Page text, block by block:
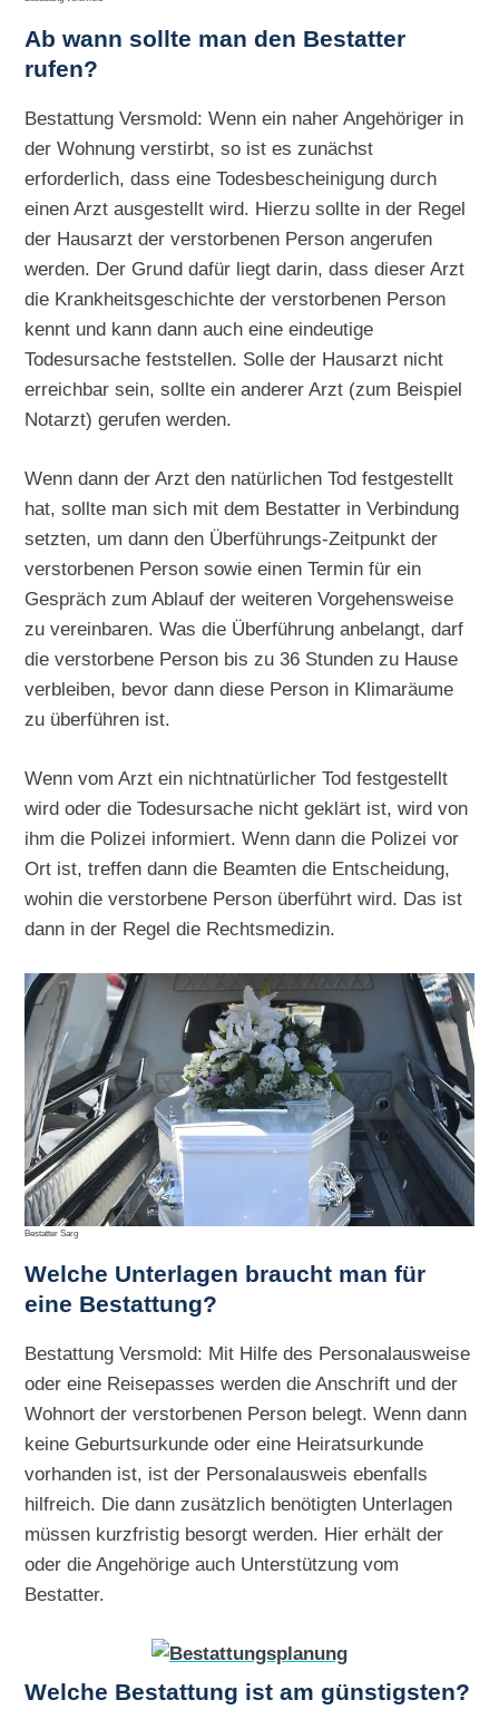
Ab wann sollte man den Bestatter
rufen?
Bestattung Versmold: Wenn ein naher Angehöriger in
der Wohnung verstirbt, so ist es zunächst
erforderlich, dass eine Todesbescheinigung durch
einen Arzt ausgestellt wird. Hierzu sollte in der Regel
der Hausarzt der verstorbenen Person angerufen
werden. Der Grund dafür liegt darin, dass dieser Arzt
die Krankheitsgeschichte der verstorbenen Person
kennt und kann dann auch eine eindeutige
Todesursache feststellen. Solle der Hausarzt nicht
erreichbar sein, sollte ein anderer Arzt (zum Beispiel
Notarzt) gerufen werden.
Wenn dann der Arzt den natürlichen Tod festgestellt
hat, sollte man sich mit dem Bestatter in Verbindung
setzten, um dann den Überführungs-Zeitpunkt der
verstorbenen Person sowie einen Termin für ein
Gespräch zum Ablauf der weiteren Vorgehensweise
zu vereinbaren. Was die Überführung anbelangt, darf
die verstorbene Person bis zu 36 Stunden zu Hause
verbleiben, bevor dann diese Person in Klimaräume
zu überführen ist.
Wenn vom Arzt ein nichtnatürlicher Tod festgestellt
wird oder die Todesursache nicht geklärt ist, wird von
ihm die Polizei informiert. Wenn dann die Polizei vor
Ort ist, treffen dann die Beamten die Entscheidung,
wohin die verstorbene Person überführt wird. Das ist
dann in der Regel die Rechtsmedizin.
Bestatter Sarg
Welche Unterlagen braucht man für
eine Bestattung?
Bestattung Versmold: Mit Hilfe des Personalausweise
oder eine Reisepasses werden die Anschrift und der
Wohnort der verstorbenen Person belegt. Wenn dann
keine Geburtsurkunde oder eine Heiratsurkunde
vorhanden ist, ist der Personalausweis ebenfalls
hilfreich. Die dann zusätzlich benötigten Unterlagen
müssen kurzfristig besorgt werden. Hier erhält der
oder die Angehörige auch Unterstützung vom
Bestatter.
Welche Bestattung ist am günstigsten?